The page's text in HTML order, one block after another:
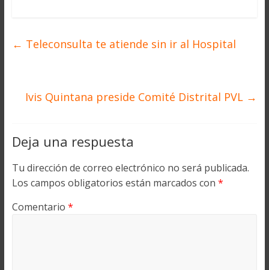
← Teleconsulta te atiende sin ir al Hospital
Ivis Quintana preside Comité Distrital PVL →
Deja una respuesta
Tu dirección de correo electrónico no será publicada.
Los campos obligatorios están marcados con *
Comentario *